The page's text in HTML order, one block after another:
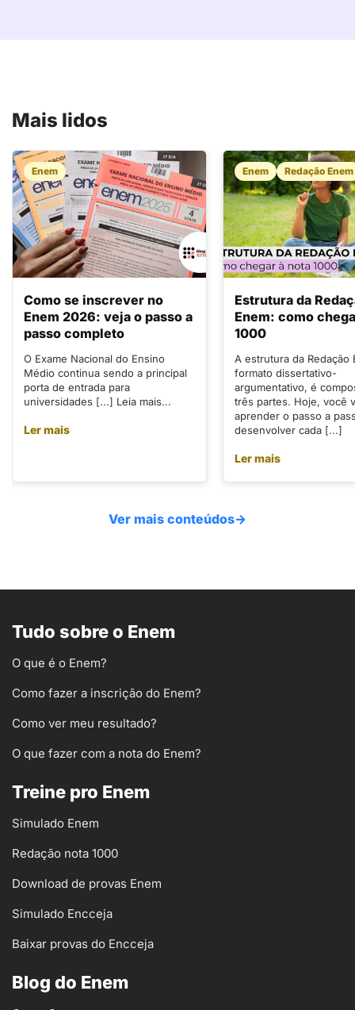
Mais lidos
Enem
Como se inscrever no
Enem 2026: veja o passo a
passo completo
O Exame Nacional do Ensino
Médio continua sendo a principal
porta de entrada para
universidades [...] Leia mais...
Ler mais
Enem Redação Enem
Estrutura da
Enem: como
1000
A estrutura da Redação
formato dissertativo-
argumentativo, é
três partes. Hoje, você
aprender o passo a
desenvolver cada [...]
Ler mais
Ver mais conteúdos→
Tudo sobre o Enem
O que é o Enem?
Como fazer a inscrição do Enem?
Como ver meu resultado?
O que fazer com a nota do Enem?
Treine pro Enem
Simulado Enem
Redação nota 1000
Download de provas Enem
Simulado Encceja
Baixar provas do Encceja
Blog do Enem